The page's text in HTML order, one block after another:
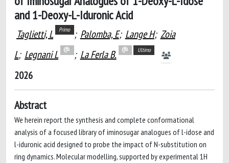
and 1-Deoxy-L-Iduronic Acid
Taglietti, L Primo ; Palomba, E; Lange H; Zoia
L; Legnani L ; La Ferla B. Ultimo
2026
Abstract
We herein report the synthesis and complete conformational
analysis of a focused library of iminosugar analogues of l-idose and
l-iduronic acid designed to probe the impact of N-substitution on
ring dynamics. Molecular modelling, supported by experimental 1H